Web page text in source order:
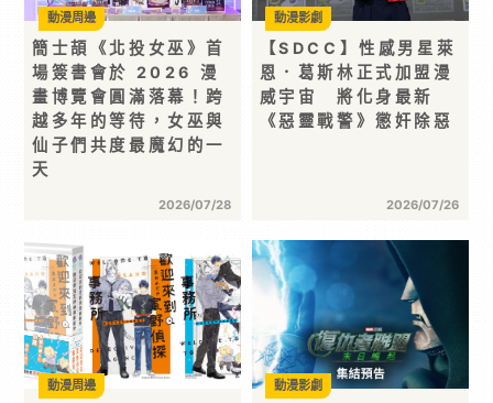
簡士頡《北投女巫》首
場簽書會於 2026 漫
畫博覽會圓滿落幕！跨
越多年的等待，女巫與
仙子們共度最魔幻的一
天
2026/07/28
動漫周邊
【SDCC】性感男星萊
恩．葛斯林正式加盟漫
威宇宙 將化身最新
《惡靈戰警》懲奸除惡
2026/07/26
動漫影劇
動漫周邊 動漫影劇